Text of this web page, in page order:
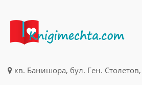
кв. Банишора, бул. Ген.